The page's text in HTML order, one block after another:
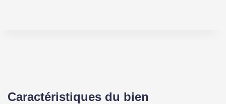
Caractéristiques du bien